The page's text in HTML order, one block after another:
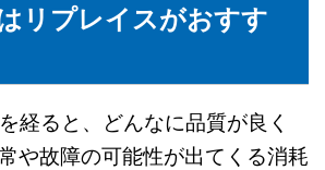
リプレイスがおすす
経ると、どんなに品質が良く
や故障の可能性が出てくる消耗